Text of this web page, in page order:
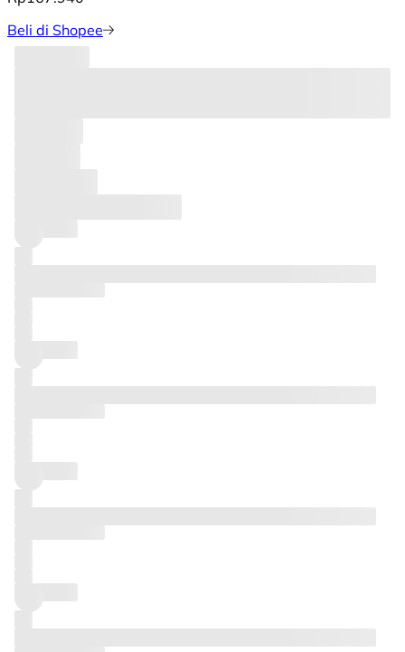
Beli di Shopee